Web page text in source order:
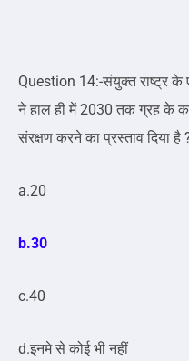
Question 14:-संयुक्त राष्ट्र
ने हाल ही में 2030 तक ग्रह के
संरक्षण करने का प्रस्ताव दिया है
a.20
b.30
c.40
d.इनमे से कोई भी नहीं